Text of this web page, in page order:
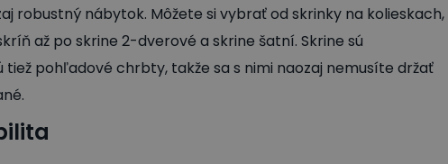
robustný nábytok. Môžete si vybrať od skrinky na kolieskach,
až po skrine 2-dverové a skrine šatní. Skrine sú
pohľadové chrbty, takže sa s nimi naozaj nemusíte držať